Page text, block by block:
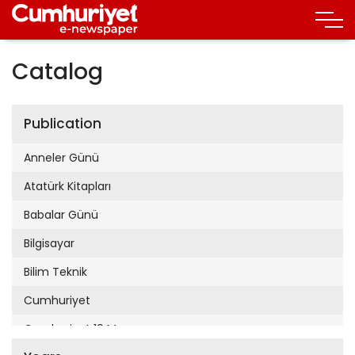
Catalog
Publication
Anneler Günü
Atatürk Kitapları
Babalar Günü
Bilgisayar
Bilim Teknik
Cumhuriyet
Cumhuriyet 19 Mayıs